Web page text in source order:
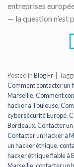
entreprises
— la question n’est
Posted inBlog Fr
Comment contacter un
Marseille,Comment
hacker a Toulouse,
cybersécurité Europe,
Bordeaux,Contacter
Contacter un hacker a
un hacker éthique,
hacker éthique fiable à